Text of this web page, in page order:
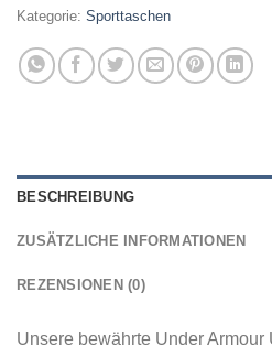
Kategorie: Sporttaschen
BESCHREIBUNG
ZUSÄTZLICHE INFORMATIONEN
REZENSIONEN (0)
Unsere bewährte Under